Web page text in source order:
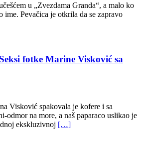
u „Zvezdama Granda“, a malo ko
ime. Pevačica je otkrila da se zapravo
fotke Marine Visković sa
Visković spakovala je kofere i sa
odmor na more, a naš paparaco uslikao je
ekskluzivnoj […]